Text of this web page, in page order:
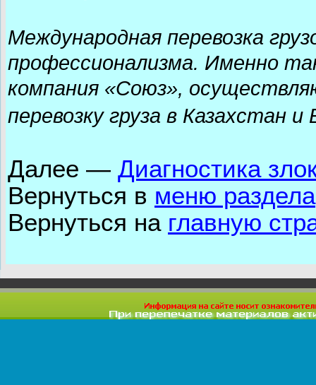
Международная перевозка
профессионализма. Именно
компания «Союз»,
перевозку груза в Казахстан и
Далее — Диагностика
Вернуться в меню раздела
Вернуться на главную